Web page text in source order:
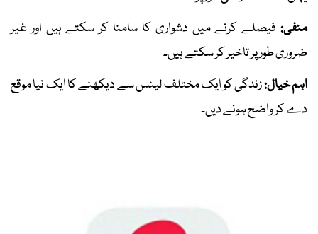
منفی: فیصلے کرنے میں دشواری کا سامنا کر سکتے ہیں اور غیر
ضروری طور پر تاخیر کر سکتے ہیں۔
اہم خیال:زندگی کو ایک مختلف لینس سے دیکھنے کا ایک نیا موقع
دے کر واضح ہونے دیں۔